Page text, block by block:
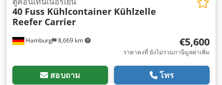
Hamburg 8,669 km
40 Fuss Kühlcontainer Kühlzelle
Reefer Carrier
€5,600
ราคาคงที่ ยังไม่รวมภาษีมูลค่าเพิ่ม
สอบถาม โทร